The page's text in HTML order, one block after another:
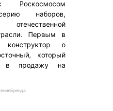
Роскосмосом
наборов,
Первым в
конструктор о
который
в продажу на